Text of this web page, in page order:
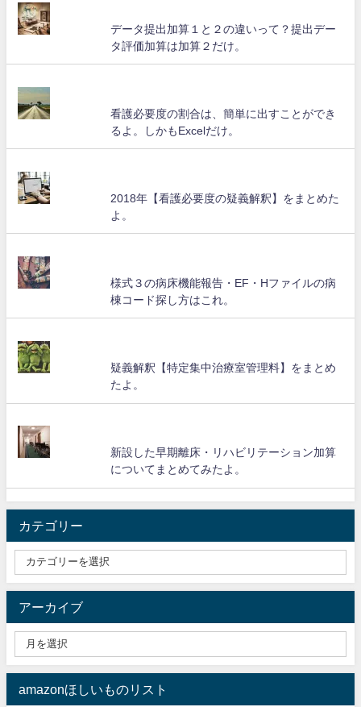
データ提出加算１と２の違いって？提出デー
タ評価加算は加算２だけ。
看護必要度の割合は、簡単に出すことができ
るよ。しかもExcelだけ。
2018年【看護必要度の疑義解釈】をまとめた
よ。
様式３の病床機能報告・EF・Hファイルの病
棟コード探し方はこれ。
疑義解釈【特定集中治療室管理料】をまとめ
たよ。
新設した早期離床・リハビリテーション加算
についてまとめてみたよ。
カテゴリー
アーカイブ
amazonほしいものリスト